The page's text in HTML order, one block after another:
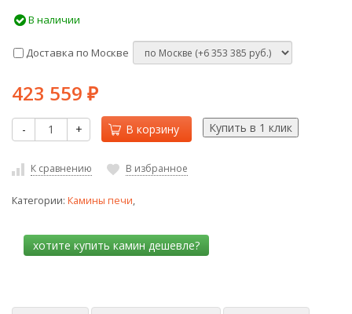
В наличии
Доставка по Москве
423 559 ₽
- + В корзину
К сравнению В избранное
Категории: Камины печи,